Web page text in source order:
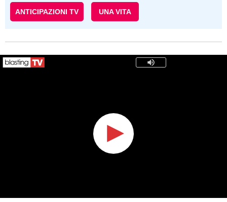
ANTICIPAZIONI TV UNA VITA